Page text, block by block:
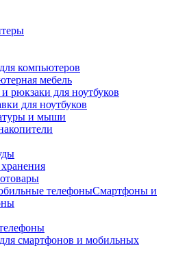
компьютеров
мебель
рюкзаки для ноутбуков
для ноутбуков
и мыши
Смартфоны и
смартфонов и мобильных